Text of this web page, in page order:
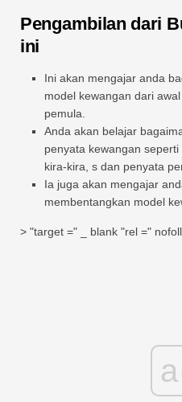
Pengambilan dari
ini
Ini akan mengajar anda
model kewangan dari
pemula.
Anda akan belajar
penyata kewangan
kira-kira, s dan penyata
Ia juga akan mengajar
membentangkan model
> "target =" _ blank "rel ="